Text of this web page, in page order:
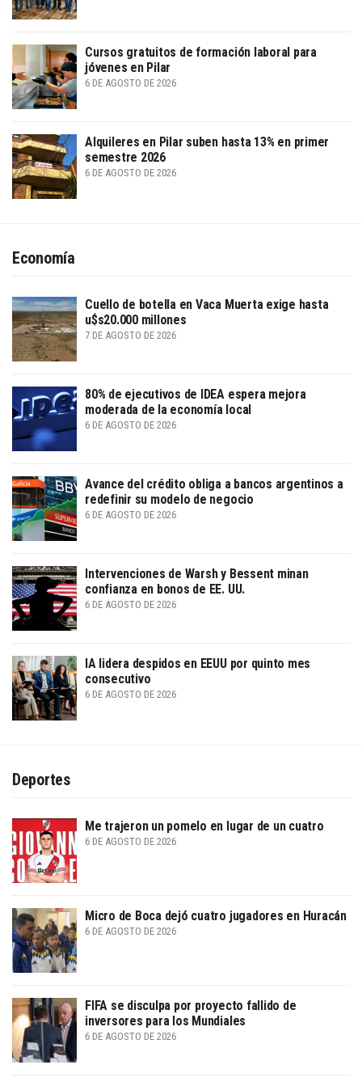
Cursos gratuitos de formación laboral para
jóvenes en Pilar
6 DE AGOSTO DE 2026
Alquileres en Pilar suben hasta 13% en primer
semestre 2026
6 DE AGOSTO DE 2026
Economía
Cuello de botella en Vaca Muerta exige hasta
u$s20.000 millones
7 DE AGOSTO DE 2026
80% de ejecutivos de IDEA espera mejora
moderada de la economía local
6 DE AGOSTO DE 2026
Avance del crédito obliga a bancos argentinos a
redefinir su modelo de negocio
6 DE AGOSTO DE 2026
Intervenciones de Warsh y Bessent minan
confianza en bonos de EE. UU.
6 DE AGOSTO DE 2026
IA lidera despidos en EEUU por quinto mes
consecutivo
6 DE AGOSTO DE 2026
Deportes
Me trajeron un pomelo en lugar de un cuatro
6 DE AGOSTO DE 2026
Micro de Boca dejó cuatro jugadores en Huracán
6 DE AGOSTO DE 2026
FIFA se disculpa por proyecto fallido de
inversores para los Mundiales
6 DE AGOSTO DE 2026